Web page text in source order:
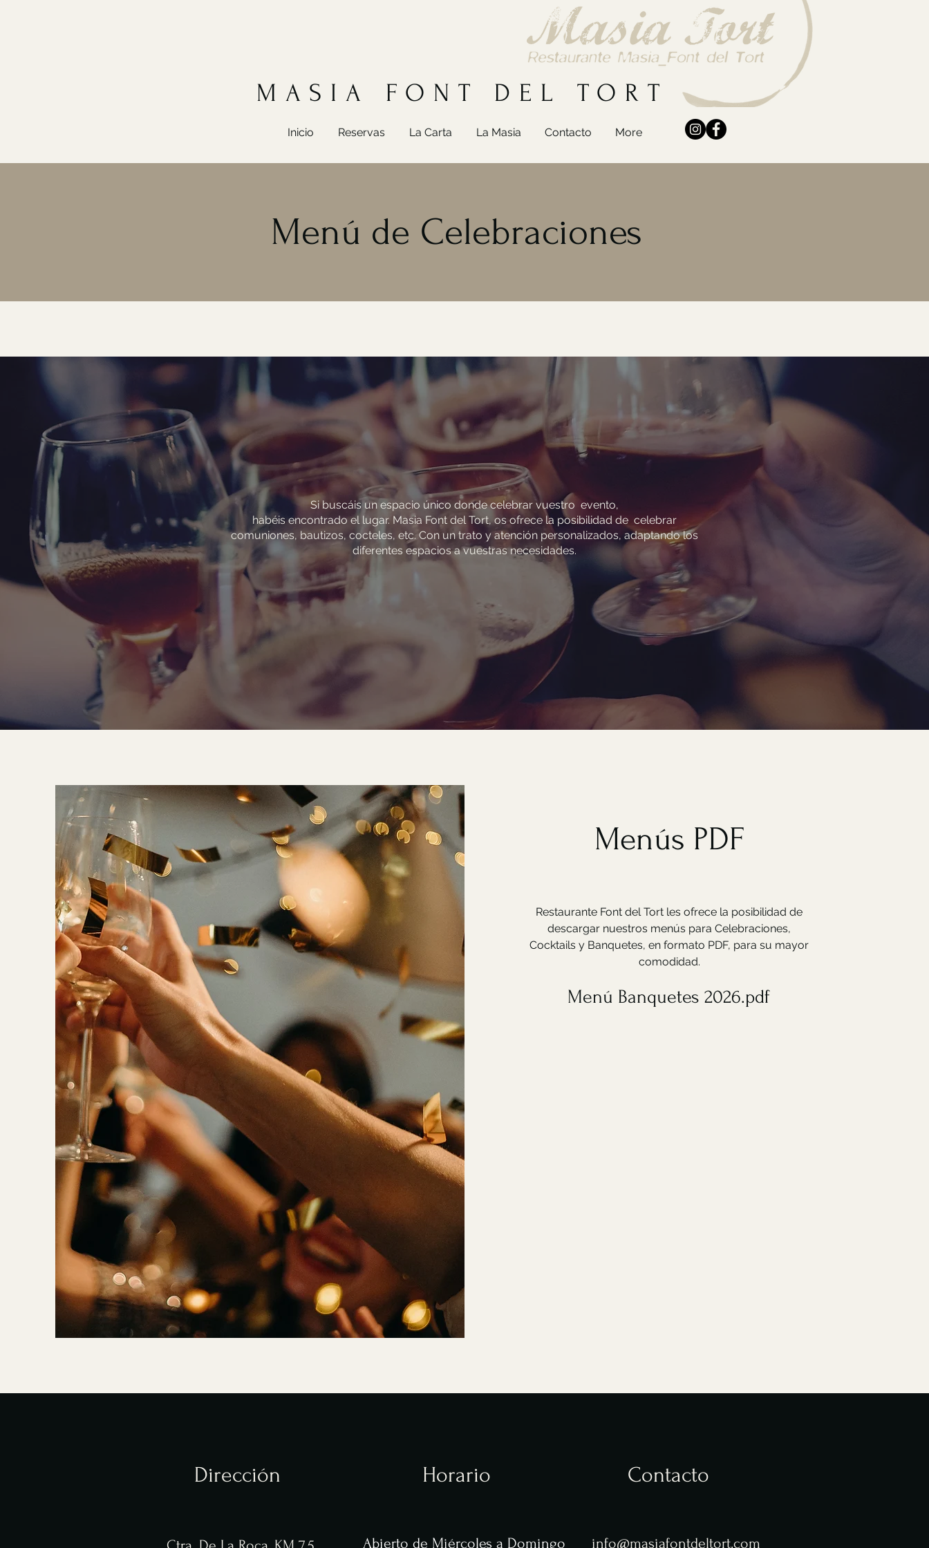
MASIA FONT DEL TORT
Inicio Reservas La Carta La Masia Contacto More
Menú de Celebraciones
Si buscáis un espacio único donde celebrar vuestro evento,
habéis encontrado el lugar. Masia Font del Tort, os ofrece la posibilidad de celebrar
comuniones, bautizos, cocteles, etc. Con un trato y atención personalizados, adaptando los
diferentes espacios a vuestras necesidades.
Menús PDF
Restaurante Font del Tort les ofrece la posibilidad de
descargar nuestros menús para Celebraciones,
Cocktails y Banquetes, en formato PDF, para su mayor
comodidad.
Menú Banquetes 2026.pdf
Dirección Horario Contacto
Abierto de Miércoles a Domingo info@masiafontdeltort.com